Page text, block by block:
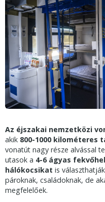
Az éjszakai nemzetközi
akik 800-1000 kilométeres
vonatút nagy része alvással
utasok a 4-6 ágyas
hálókocsikat is
pároknak, családoknak, de
megfelelőek.